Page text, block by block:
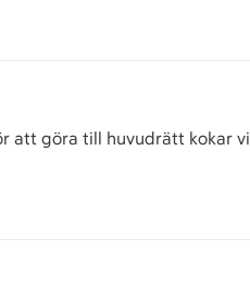
att göra till huvudrätt kokar vi